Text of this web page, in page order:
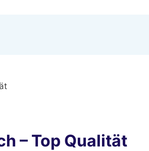
– Top Qualität